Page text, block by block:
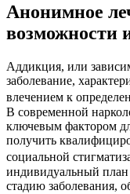
Анонимное
возможности
Аддикция, или
заболевание,
влечением к
В современной
ключевым фактором
получить
социальной
индивидуальный
стадию заболевания,